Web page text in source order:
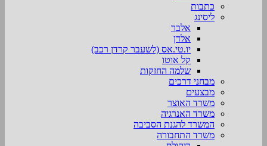
כתבות
ליסינג
אלבר
אלדן
יו.טי.אס (לשעבר קרדן רכב)
קל אוטו
שלמה החזקות
מבחני דרכים
מבצעים
משרד האוצר
משרד האנרגיה
המשרד להגנת הסביבה
משרד התחבורה